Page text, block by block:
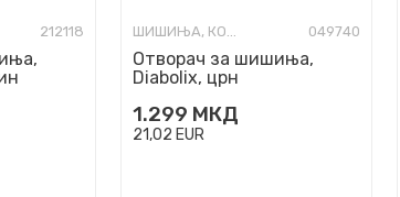
212118 ШИШИЊА, КОЛБИ И ОТВАРАЧИ 049740
Отворач за шишиња,
Diabolix, црн
1.299 МКД
21,02 EUR